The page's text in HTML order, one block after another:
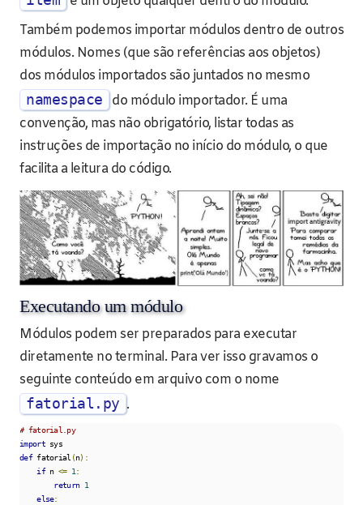
Também podemos importar módulos dentro de outros
módulos. Nomes (que são referências aos objetos)
dos módulos importados são juntados no mesmo
namespace
do módulo importador. É uma
convenção, mas não obrigatório, listar todas as
instruções de importação no início do módulo, o que
facilita a leitura do código.
Executando um módulo
Módulos podem ser preparados para executar
diretamente no terminal. Para ver isso gravamos o
seguinte conteúdo em arquivo com o nome
fatorial.py .
# fatorial.py
import
def fatorial (n):
if n <= 1 :
return 1
else: